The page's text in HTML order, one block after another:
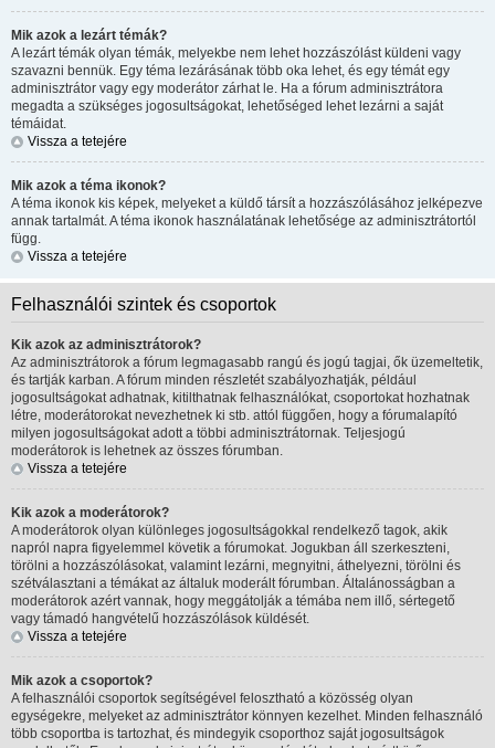
Mik azok a lezárt témák?
A lezárt témák olyan témák, melyekbe nem lehet hozzászólást küldeni vagy
szavazni bennük. Egy téma lezárásának több oka lehet, és egy témát egy
adminisztrátor vagy egy moderátor zárhat le. Ha a fórum adminisztrátora
megadta a szükséges jogosultságokat, lehetőséged lehet lezárni a saját
témáidat.
Vissza a tetejére
Mik azok a téma ikonok?
A téma ikonok kis képek, melyeket a küldő társít a hozzászólásához jelképezve
annak tartalmát. A téma ikonok használatának lehetősége az adminisztrátortól
függ.
Vissza a tetejére
Felhasználói szintek és csoportok
Kik azok az adminisztrátorok?
Az adminisztrátorok a fórum legmagasabb rangú és jogú tagjai, ők üzemeltetik,
és tartják karban. A fórum minden részletét szabályozhatják, például
jogosultságokat adhatnak, kitilthatnak felhasználókat, csoportokat hozhatnak
létre, moderátorokat nevezhetnek ki stb. attól függően, hogy a fórumalapító
milyen jogosultságokat adott a többi adminisztrátornak. Teljesjogú
moderátorok is lehetnek az összes fórumban.
Vissza a tetejére
Kik azok a moderátorok?
A moderátorok olyan különleges jogosultságokkal rendelkező tagok, akik
napról napra figyelemmel követik a fórumokat. Jogukban áll szerkeszteni,
törölni a hozzászólásokat, valamint lezárni, megnyitni, áthelyezni, törölni és
szétválasztani a témákat az általuk moderált fórumban. Általánosságban a
moderátorok azért vannak, hogy meggátolják a témába nem illő, sértegető
vagy támadó hangvételű hozzászólások küldését.
Vissza a tetejére
Mik azok a csoportok?
A felhasználói csoportok segítségével felosztható a közösség olyan
egységekre, melyeket az adminisztrátor könnyen kezelhet. Minden felhasználó
több csoportba is tartozhat, és mindegyik csoporthoz saját jogosultságok